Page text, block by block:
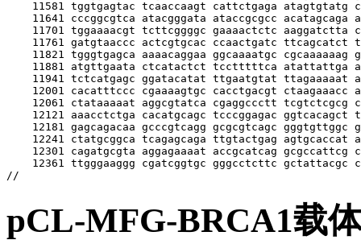
pCL-MFG-BRCA1载